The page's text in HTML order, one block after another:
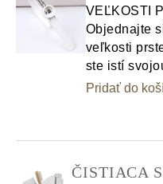
VEĽKOSTI
Objednajte
veľkosti
ste istí
Pridať do
ČISTIACA